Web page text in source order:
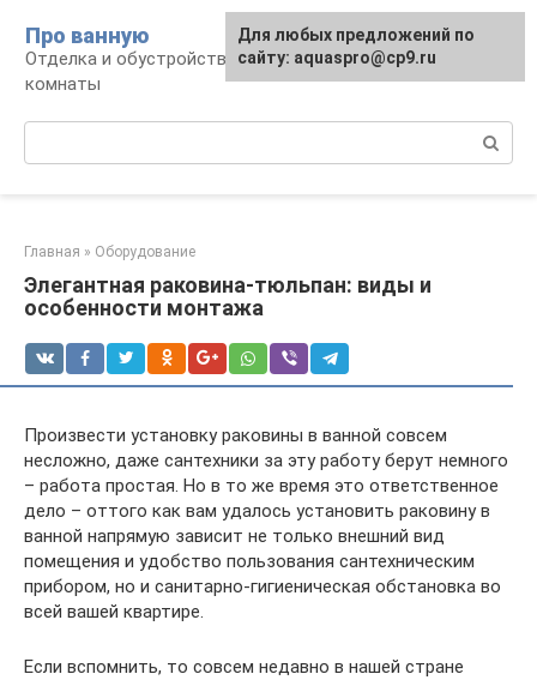
контенту
Про ванную
Отделка и обустройство современной ванной
комнаты
Главная » Оборудование
Элегантная раковина-тюльпан: виды и
особенности монтажа
Произвести установку раковины в ванной совсем
несложно, даже сантехники за эту работу берут немного
– работа простая. Но в то же время это ответственное
дело – оттого как вам удалось установить раковину в
ванной напрямую зависит не только внешний вид
помещения и удобство пользования сантехническим
прибором, но и санитарно-гигиеническая обстановка во
всей вашей квартире.
Если вспомнить, то совсем недавно в нашей стране
Для любых предложений по
сайту: aquaspro@cp9.ru